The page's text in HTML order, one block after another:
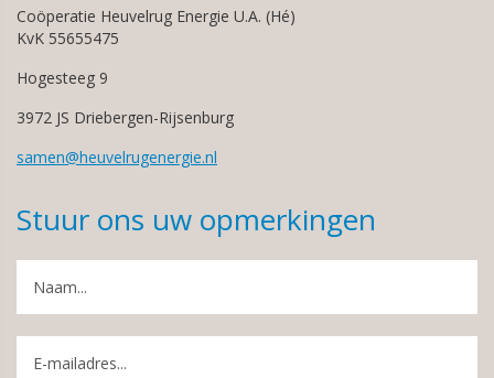
Coöperatie Heuvelrug Energie U.A. (Hé)
KvK 55655475
Hogesteeg 9
3972 JS Driebergen-Rijsenburg
samen@heuvelrugenergie.nl
Stuur ons uw opmerkingen